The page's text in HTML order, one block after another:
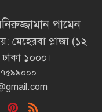
নারীর ঘরে জামায়াত
সাক্ষাৎ সৌদি আরবের
পামেন
মেহেরবা প্লাজা (১২
১০০০।